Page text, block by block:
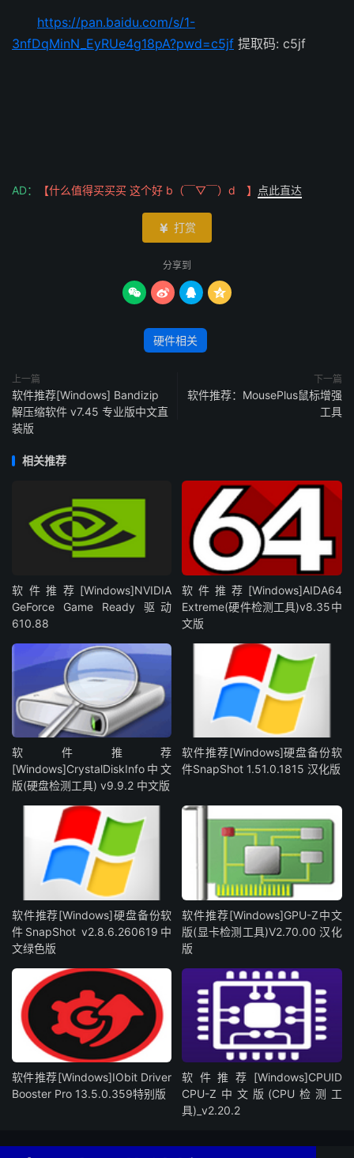
https://pan.baidu.com/s/1-
3nfDqMinN_EyRUe4g18pA?pwd=c5jf 提取码: c5jf
AD： 【什么值得买买买 这个好 b（￣▽￣）d 】 点此直达
 打赏
分享到
   
硬件相关
上一篇
软件推荐[Windows] Bandizip
解压缩软件 v7.45 专业版中文直
装版
下一篇
软件推荐：MousePlus鼠标增强
工具
相关推荐
软件推荐[Windows]NVIDIA
GeForce Game Ready 驱动
610.88
软件推荐[Windows]AIDA64
Extreme(硬件检测工具)v8.35中
文版
软件推荐
[Windows]CrystalDiskInfo中文
版(硬盘检测工具) v9.9.2 中文版
软件推荐[Windows]硬盘备份软
件SnapShot 1.51.0.1815 汉化版
软件推荐[Windows]硬盘备份软
件SnapShot v2.8.6.260619中
文绿色版
软件推荐[Windows]GPU-Z中文
版(显卡检测工具)V2.70.00 汉化
版
软件推荐[Windows]IObit Driver
Booster Pro 13.5.0.359特别版
软件推荐[Windows]CPUID
CPU-Z中文版(CPU检测工
具)_v2.20.2